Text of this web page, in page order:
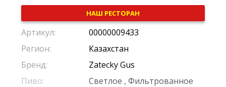
НАШ РЕСТОРАН
Артикул:
00000009433
Регион:
Казахстан
Бренд:
Zatecky Gus
Пиво:
Светлое , Фильтрованное